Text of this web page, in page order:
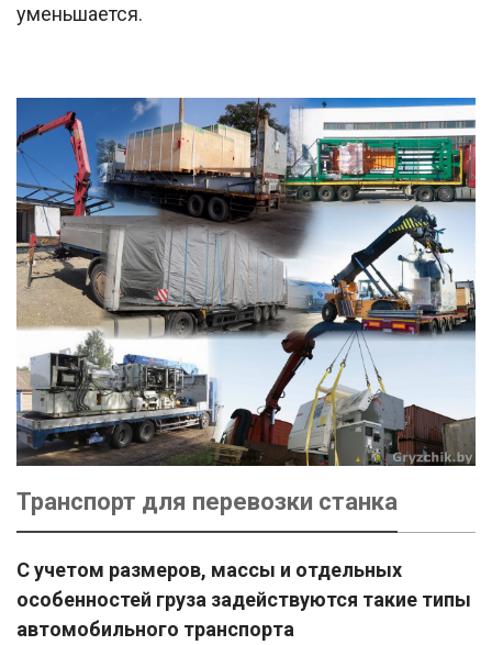
уменьшается.
Транспорт для перевозки станка
С учетом размеров, массы и отдельных
особенностей груза задействуются такие типы
автомобильного транспорта